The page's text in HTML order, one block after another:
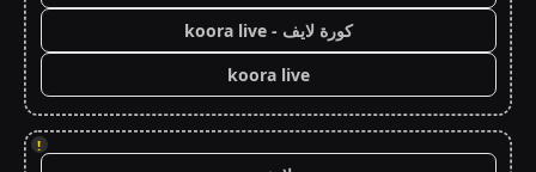
كورة لايف - koora live
koora live
!